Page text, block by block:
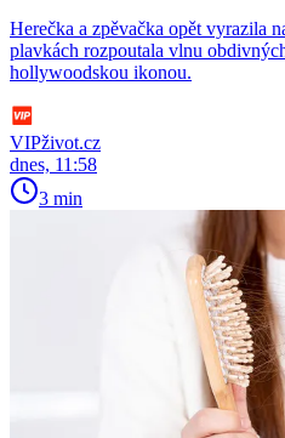
Herečka a zpěvačka opět vyrazila
plavkách rozpoutala vlnu
hollywoodskou ikonou.
VIPživot.cz
dnes, 11:58
3 min